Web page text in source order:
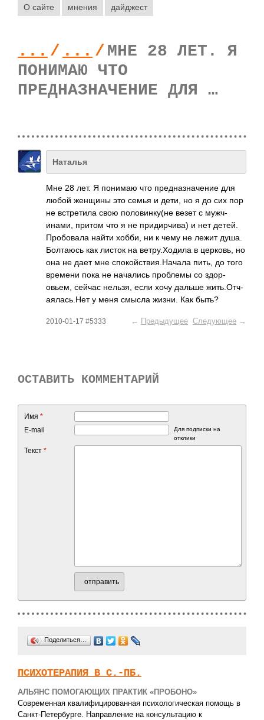
О сайте мнения дайджест
... / ... / МНЕ 28 ЛЕТ. Я
ПОНИМАЮ ЧТО
ПРЕДНАЗНАЧЕНИЕ ДЛЯ …
Наталья
Мне 28 лет. Я понимаю что пред­назн­ачение для
любой женщины это семья и дети, но я до сих пор
не встр­етила свою поло­винк­у(не везет с мужч­
инами, притом что я не прид­ирчи­ва) и нет детей.
Проб­овала найти хобби, ни к чему не лежит душа.
Болт­аюсь как листок на ветр­у.Хо­дила в церк­овь, но
она не дает мне спок­ойст­вия.­Начала пить, до того
времени пока не нача­лись проб­лемы со здор­
овьем, сейчас нельзя, если хочу дальше жить­.Отч­
аяла­сь.Нет у меня смысла жизни. Как быть?
2010-01-17 #5333 ← Предыдущее Следующее →
ОСТАВИТЬ КОММЕНТАРИЙ
Имя *
E-mail
Для подписки на
отклики
Текст *
отправить
Поделиться…
ПСИХОТЕРАПИЯ В С.-ПБ.
АЛЬЯНС ПОМОГАЮЩИХ ПРАКТИК «ПРОБОНО»
Современная квалифицированная психологическая помощь в
Санкт-Петербурге. Направление на консультацию к